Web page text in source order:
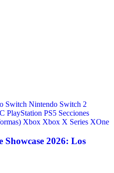
Switch Nintendo Switch 2
PlayStation PS5 Secciones
Xbox Xbox X Series XOne
Showcase 2026: Los